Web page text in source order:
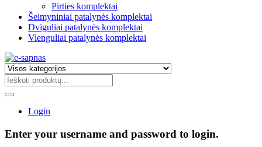
Pirties komplektai
Šeimyniniai patalynės komplektai
Dviguliai patalynės komplektai
Vienguliai patalynės komplektai
Login
Enter your username and password to login.